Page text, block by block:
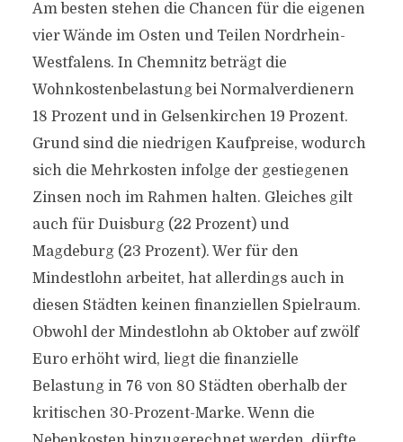
Am besten stehen die Chancen für die eigenen
vier Wände im Osten und Teilen Nordrhein-
Westfalens. In Chemnitz beträgt die
Wohnkostenbelastung bei Normalverdienern
18 Prozent und in Gelsenkirchen 19 Prozent.
Grund sind die niedrigen Kaufpreise, wodurch
sich die Mehrkosten infolge der gestiegenen
Zinsen noch im Rahmen halten. Gleiches gilt
auch für Duisburg (22 Prozent) und
Magdeburg (23 Prozent). Wer für den
Mindestlohn arbeitet, hat allerdings auch in
diesen Städten keinen finanziellen Spielraum.
Obwohl der Mindestlohn ab Oktober auf zwölf
Euro erhöht wird, liegt die finanzielle
Belastung in 76 von 80 Städten oberhalb der
kritischen 30-Prozent-Marke. Wenn die